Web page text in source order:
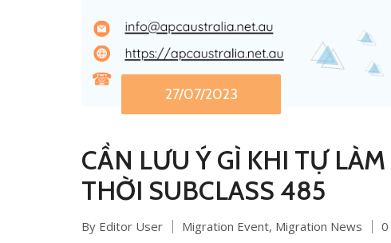
27/07/2023
CẦN LƯU Ý GÌ KHI TỰ
THỜI SUBCLASS 485
By Editor User Migration Event, Migration News 0